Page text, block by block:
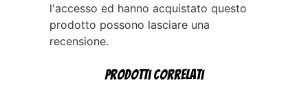
l'accesso ed hanno acquistato questo
prodotto possono lasciare una
recensione.
Prodotti correlati